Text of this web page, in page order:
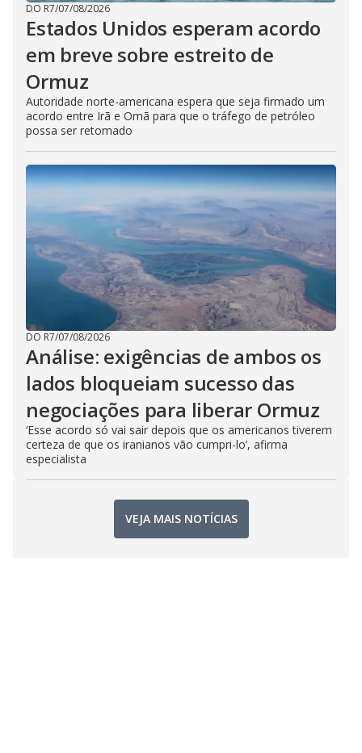
DO R7/07/08/2026
Estados Unidos esperam acordo
em breve sobre estreito de
Ormuz
Autoridade norte-americana espera que seja firmado um
acordo entre Irã e Omã para que o tráfego de petróleo
possa ser retomado
DO R7/07/08/2026
Análise: exigências de ambos os
lados bloqueiam sucesso das
negociações para liberar Ormuz
‘Esse acordo só vai sair depois que os americanos tiverem
certeza de que os iranianos vão cumpri-lo’, afirma
especialista
VEJA MAIS NOTÍCIAS